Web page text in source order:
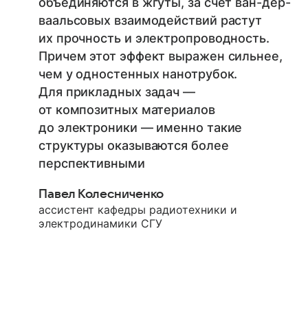
ваальсовых взаимодействий растут
их прочность и электропроводность.
Причем этот эффект выражен сильнее,
чем у одностенных нанотрубок.
Для прикладных задач —
от композитных материалов
до электроники — именно такие
структуры оказываются более
перспективными
Павел Колесниченко
ассистент кафедры радиотехники и
электродинамики СГУ